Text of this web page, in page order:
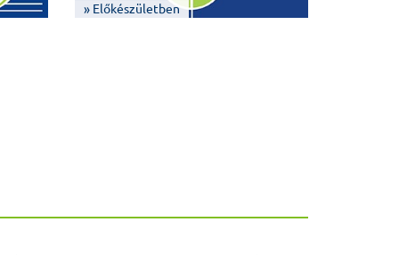
» Előkészületben